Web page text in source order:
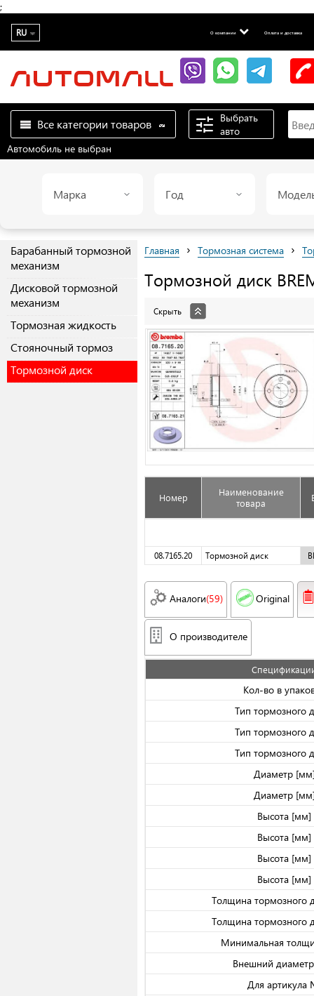
;
RU О компании Оплата и доставка
Все категории товаров
Выбрать
авто
Автомобиль не выбран
Марка Год
Барабанный тормозной
механизм
Дисковой тормозной
механизм
Тормозная жидкость
Cтояночный тормоз
Тормозной диск
Главная › Тормозная система ›
Тормозной диск
Скрыть
Номер
Наименование
товара
08.7165.20 Тормозной диск
Аналоги(59) Original
О производителе
Кол-во в
Тип тормозного
Тип тормозного
Тип тормозного
Диаметр
Диаметр
Высота [мм]
Высота [мм]
Высота [мм]
Высота [мм]
Толщина тормозного
Толщина тормозного
Минимальная
Внешний
Для